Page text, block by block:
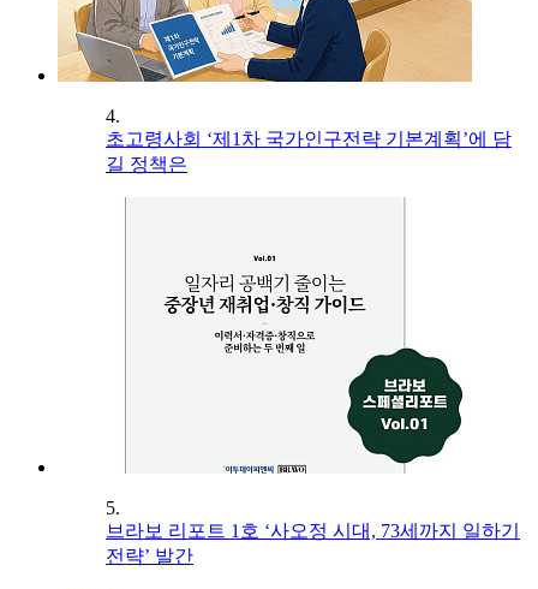
4.
초고령사회 ‘제1차 국가인구전략 기본계획’에 담
길 정책은
5.
브라보 리포트 1호 ‘사오정 시대, 73세까지 일하기
전략’ 발간